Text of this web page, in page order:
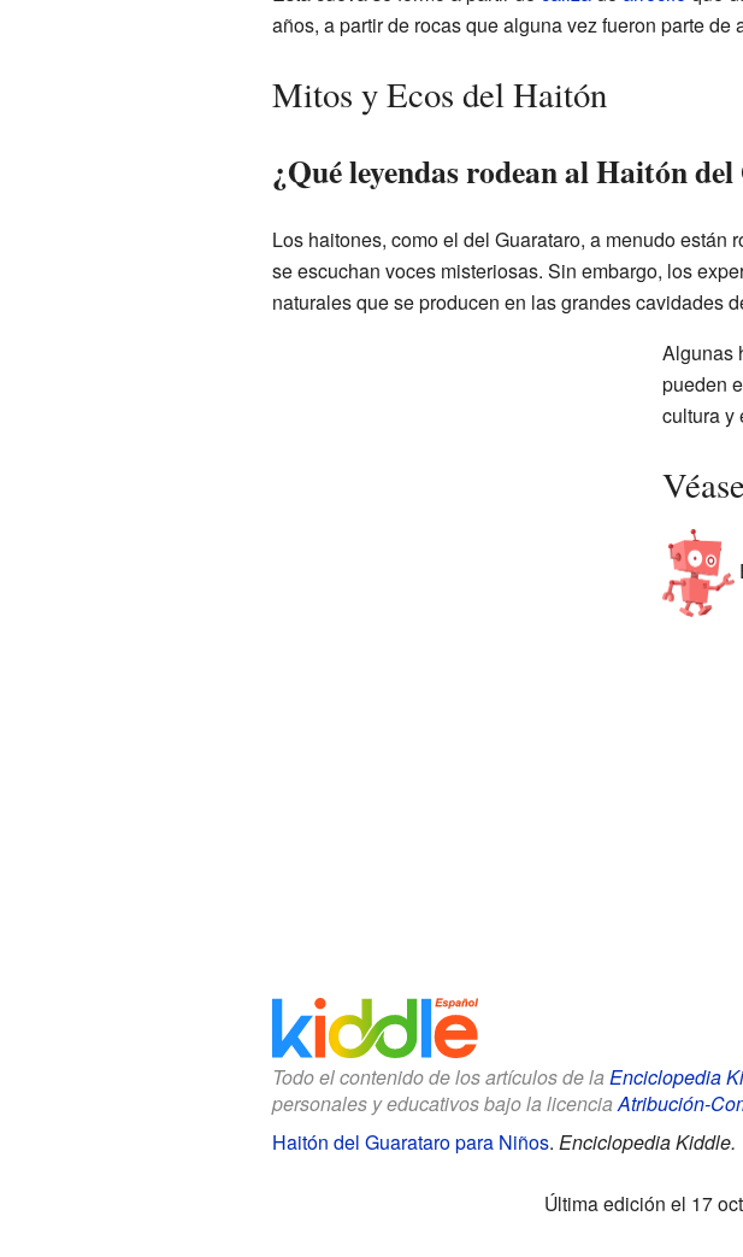
años, a partir de rocas que alguna vez fueron parte de
Mitos y Ecos del Haitón
¿Qué leyendas rodean al Haitón
Los haitones, como el del Guarataro, a menudo
se escuchan voces misteriosas. Sin embargo, los
naturales que se producen en las grandes cavidades
Algunas
pueden
cultura y
Todo el contenido de los artículos de la Enciclopedia
personales y educativos bajo la licenciaAtribución-
Haitón del Guarataro para Niños. Enciclopedia Kiddle.
Última edición el 17